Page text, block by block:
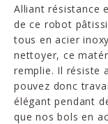
Alliant résistance
de ce robot
tous en acier
nettoyer, ce
remplie. Il résiste
pouvez donc
élégant pendant
que nos bols en